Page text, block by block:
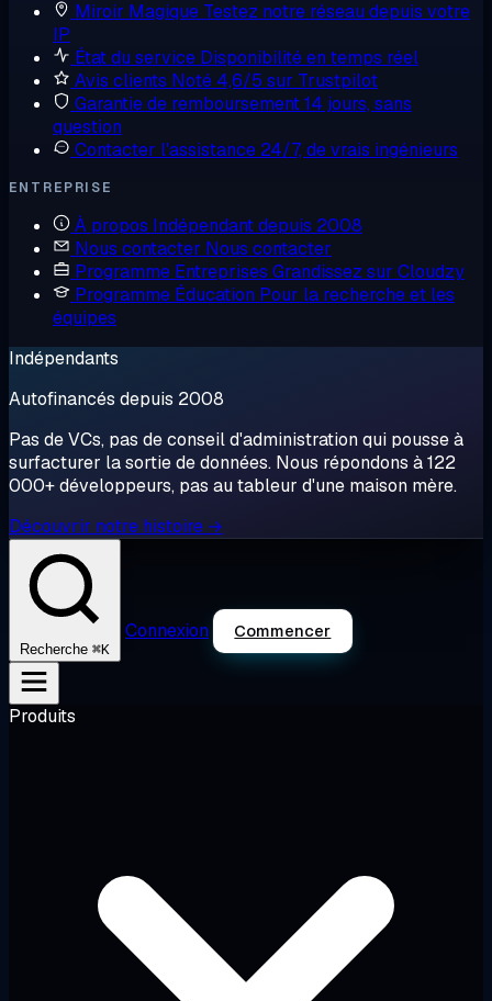
Miroir Magique Testez notre réseau depuis votre
IP
État du service Disponibilité en temps réel
Avis clients Noté 4,6/5 sur Trustpilot
Garantie de remboursement14 jours, sans
question
Contacter l'assistance 24/7, de vrais ingénieurs
ENTREPRISE
À propos Indépendant depuis 2008
Nous contacter Nous contacter
Programme Entreprises Grandissez sur Cloudzy
Programme Éducation Pour la recherche et les
équipes
Indépendants
Autofinancés depuis 2008
Pas de VCs, pas de conseil d'administration qui pousse à
surfacturer la sortie de données. Nous répondons à 122
000+ développeurs, pas au tableur d'une maison mère.
Découvrir notre histoire →
Recherche ⌘K
Connexion Commencer
Produits